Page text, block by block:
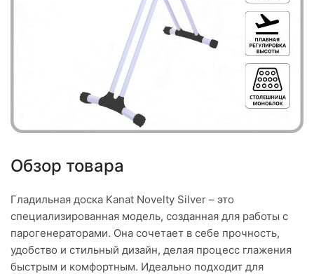
Обзор товара
Гладильная доска Kanat Novelty Silver – это
специализированная модель, созданная для работы с
парогенераторами. Она сочетает в себе прочность,
удобство и стильный дизайн, делая процесс глажения
быстрым и комфортным. Идеально подходит для